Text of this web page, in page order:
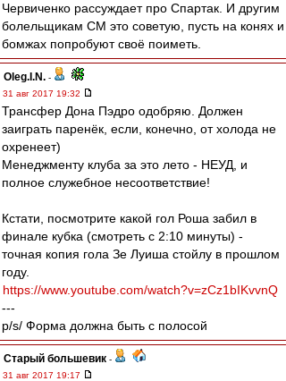
Червиченко рассуждает про Спартак. И другим
болельщикам СМ это советую, пусть на конях и
бомжах попробуют своё поиметь.
Oleg.I.N. -
31 авг 2017 19:32
Трансфер Дона Пэдро одобряю. Должен
заиграть паренёк, если, конечно, от холода не
охренеет)
Менеджменту клуба за это лето - НЕУД, и
полное служебное несоответствие!
Кстати, посмотрите какой гол Роша забил в
финале кубка (смотреть с 2:10 минуты) -
точная копия гола Зе Луиша стойлу в прошлом
году.
https://www.youtube.com/watch?v=zCz1bIKvvnQ
---
p/s/ Форма должна быть с полосой
Старый большевик -
31 авг 2017 19:17